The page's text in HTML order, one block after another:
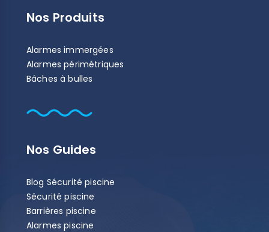
Nos Produits
Alarmes immergées
Alarmes périmétriques
Bâches à bulles
Nos Guides
Blog Sécurité piscine
Sécurité piscine
Barrières piscine
Alarmes piscine